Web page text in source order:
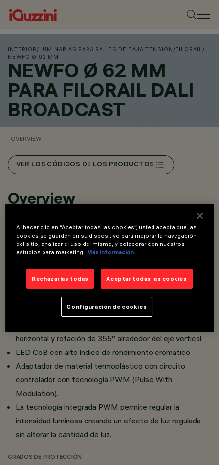
INTERIOR /LUMINARIAS PARA RAÍLES DE BAJA TENSIÓN /FILORAIL/
NEWFO Ø 62 MM
NEWFO Ø 62 MM
PARA FILORAIL DALI
BROADCAST
OVERVIEW
VER LOS CÓDIGOS DE LOS PRODUCTOS
Overview
Instalación sobre raíl Filorail 48 V (16 A).
Proyectores miniaturizados con controlador integrado
escamoteable en el adaptador.
Conexión del adaptador al raíl sin utilizar herramientas.
Cuerpo de los proyectores en aluminio fundido a presión.
Lentes ópticas de alta definición en material
horizontal y rotación de 355° alrededor del eje vertical.
LED CoB con alto índice de rendimiento cromático.
Adaptador de material termoplástico con circuito
controlador con tecnología PWM (Pulse With
Modulation).
La tecnología integrada PWM permite regular la
intensidad luminosa creando un efecto de luz regulada
sin alterar la cantidad de luz.
GRADOS DE PROTECCIÓN
Al hacer clic en “Aceptar todas las cookies”, usted acepta que las
cookies se guarden en su dispositivo para mejorar la navegación
del sitio, analizar el uso del mismo, y colaborar con nuestros
estudios para marketing.
Más información
Rechazarlas todas Aceptar todas las cookies
Configuración de cookies